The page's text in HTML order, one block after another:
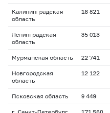
Калининградская
область
18 821
Ленинградская
область
35 013
Мурманская область 22 741
Новгородская
область
12 122
Псковская область 9 449